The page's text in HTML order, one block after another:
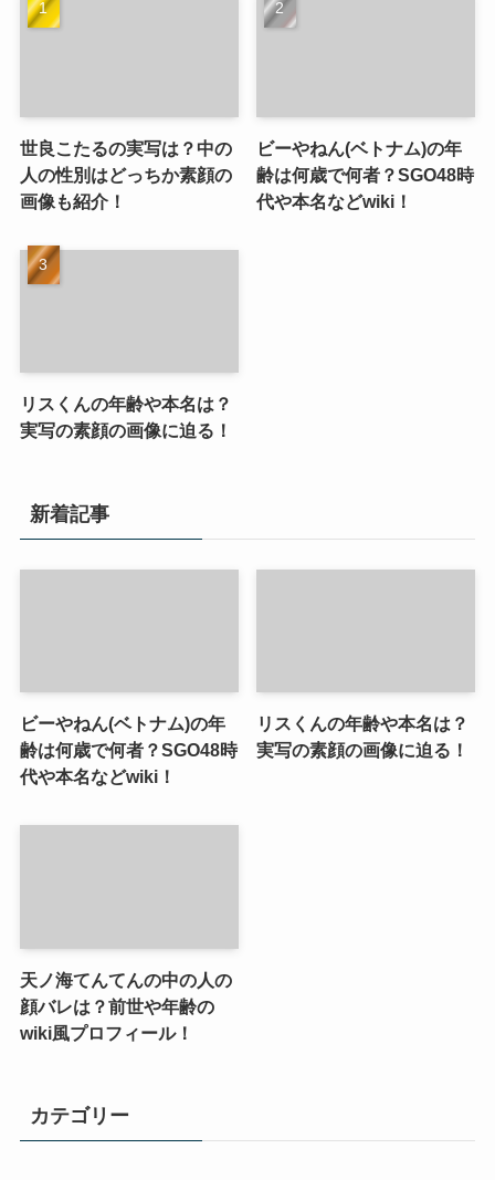
世良こたるの実写は？中の
人の性別はどっちか素顔の
画像も紹介！
ビーやねん(ベトナム)の年
齢は何歳で何者？SGO48時
代や本名などwiki！
リスくんの年齢や本名は？
実写の素顔の画像に迫る！
新着記事
ビーやねん(ベトナム)の年
齢は何歳で何者？SGO48時
代や本名などwiki！
リスくんの年齢や本名は？
実写の素顔の画像に迫る！
天ノ海てんてんの中の人の
顔バレは？前世や年齢の
wiki風プロフィール！
カテゴリー